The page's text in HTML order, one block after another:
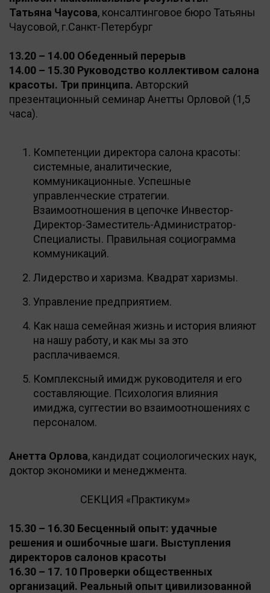
Татьяна Чаусова, консалтинговое бюро Татьяны
Чаусовой, г.Санкт-Петербург
13.20 – 14.00 Обеденный перерыв
14.00 – 15.30 Руководство коллективом салона
красоты. Три принципа. Авторский
презентационный семинар Анетты Орловой (1,5
часа).
Компетенции директора салона красоты:
системные, аналитические,
коммуникационные. Успешные
управленческие стратегии.
Взаимоотношения в цепочке Инвестор-
Директор-Заместитель-Администратор-
Специалисты. Правильная социограмма
коммуникаций.
Лидерство и харизма. Квадрат харизмы.
Управление предприятием.
Как наша семейная жизнь и история влияют
на нашу работу, и как мы за это
расплачиваемся.
Комплексный имидж руководителя и его
составляющие. Психология влияния
имиджа, суггестии во взаимоотношениях с
персоналом.
Анетта Орлова, кандидат социологических наук,
доктор экономики и менеджмента.
СЕКЦИЯ «Практикум»
15.30 – 16.30 Бесценный опыт: удачные
решения и ошибочные шаги. Выступления
директоров салонов красоты
16.30 – 17. 10 Проверки общественных
организаций. Реальный опыт цивилизованной